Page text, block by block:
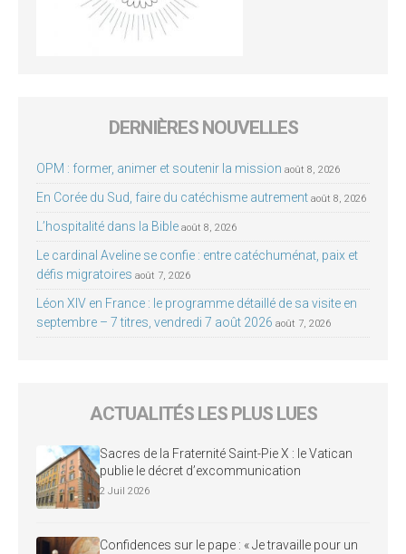
DERNIÈRES NOUVELLES
OPM : former, animer et soutenir la mission août 8, 2026
En Corée du Sud, faire du catéchisme autrement août 8, 2026
L’hospitalité dans la Bible août 8, 2026
Le cardinal Aveline se confie : entre catéchuménat, paix et
défis migratoires août 7, 2026
Léon XIV en France : le programme détaillé de sa visite en
septembre – 7 titres, vendredi 7 août 2026 août 7, 2026
ACTUALITÉS LES PLUS LUES
Sacres de la Fraternité Saint-Pie X : le Vatican
publie le décret d’excommunication
2 Juil 2026
Confidences sur le pape : « Je travaille pour un